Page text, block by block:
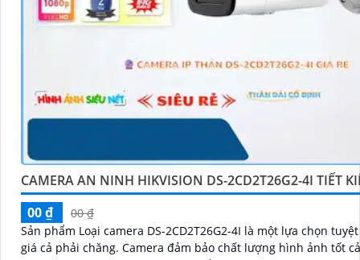
CAMERA AN NINH HIKVISION DS-2CD2T26G2-4I TIẾT
00 ₫
00 ₫
Sản phẩm Loại camera DS-2CD2T26G2-4I là một lựa chọn
giá cả phải chăng. Camera đảm bảo chất lượng hình ảnh tốt cả ban